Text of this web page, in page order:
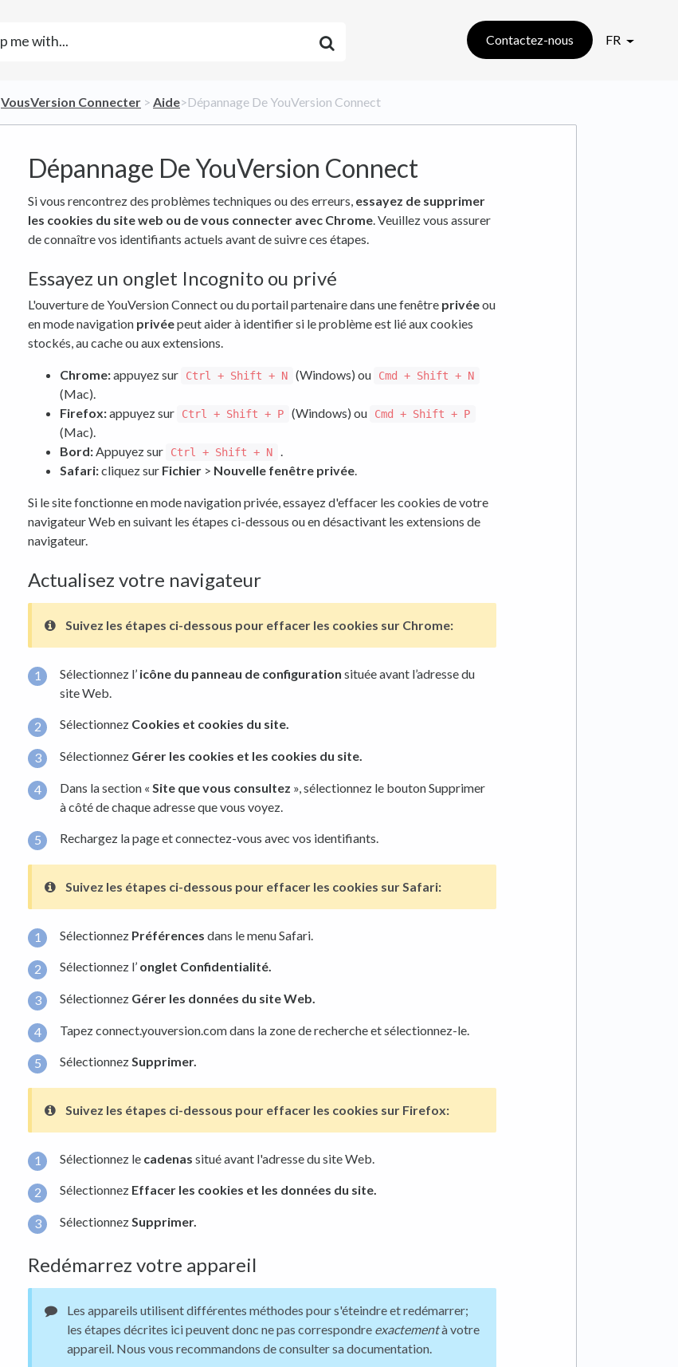
Contactez-nous FR
​VousVersion Connecter ​ > ​ ​Aide​>​ Dépannage De YouVersion Connect
Dépannage De YouVersion Connect
Si vous rencontrez des problèmes techniques ou des erreurs, essayez de supprimer
les cookies du site web ou de vous connecter avec Chrome. Veuillez vous assurer
de connaître vos identifiants actuels avant de suivre ces étapes.
Essayez un onglet Incognito ou privé
L'ouverture de YouVersion Connect ou du portail partenaire dans une fenêtre privéeou
en mode navigation privéepeut aider à identifier si le problème est lié aux cookies
stockés, au cache ou aux extensions.
Chrome:appuyez sur Ctrl + Shift + N (Windows) ou Cmd + Shift + N
(Mac).
Firefox:appuyez sur Ctrl + Shift + P (Windows) ou Cmd + Shift + P
(Mac).
Bord:Appuyez sur Ctrl + Shift + N
.
Safari:cliquez sur Fichier > Nouvelle fenêtre privée.
Si le site fonctionne en mode navigation privée, essayez d'effacer les cookies de votre
navigateur Web en suivant les étapes ci-dessous ou en désactivant les extensions de
navigateur.
Actualisez votre navigateur
Suivez les étapes ci-dessous pour effacer les cookies sur Chrome:
Sélectionnez l’ icône du panneau de configuration située avant l’adresse du
site Web.
Sélectionnez Cookies et cookies du site.
Sélectionnez Gérer les cookies et les cookies du site.
Dans la section « Site que vous consultez », sélectionnez le bouton Supprimer
à côté de chaque adresse que vous voyez.
Rechargez la page et connectez-vous avec vos identifiants.
Suivez les étapes ci-dessous pour effacer les cookies surSafari:
Sélectionnez Préférences dans le menu Safari.
Sélectionnez l’ onglet Confidentialité.
Sélectionnez Gérer les données du site Web.
Tapez connect.youversion.com dans la zone de recherche et sélectionnez-le.
SélectionnezSupprimer.
Suivez les étapes ci-dessous pour effacer les cookies sur Firefox:
Sélectionnez le cadenas situé avant l'adresse du site Web.
Sélectionnez Effacer les cookies et les données du site.
SélectionnezSupprimer.
Redémarrez votre appareil
Les appareils utilisent différentes méthodes pour s'éteindre et redémarrer;
les étapes décrites ici peuvent donc ne pas correspondre exactementà votre
appareil. Nous vous recommandons de consulter sa documentation.